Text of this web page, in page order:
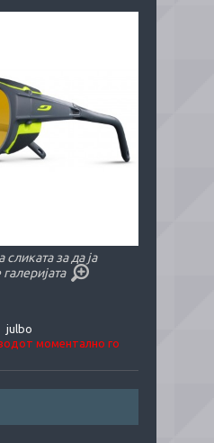
за да ја
julbo
моментално го